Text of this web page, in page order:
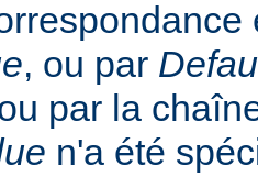
, ou par
par la
n'a été